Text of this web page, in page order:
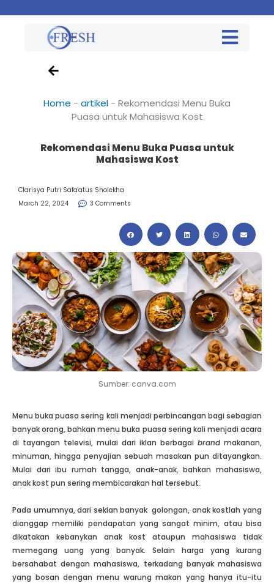
Home - artikel - Rekomendasi Menu Buka
Puasa untuk Mahasiswa Kost
Rekomendasi Menu Buka Puasa untuk
Mahasiswa Kost
Clarisya Putri Safa'atus Sholekha
March 22, 2024
3 Comments
Sumber: canva.com
Menu buka puasa sering kali menjadi perbincangan bagi sebagian
banyak orang, bahkan menu buka puasa sering kali menjadi acara
di tayangan televisi, mulai dari iklan berbagai brand makanan,
minuman, hingga penyajian sebuah masakan pun ditayangkan.
Mulai dari ibu rumah tangga, anak-anak, bahkan mahasiswa,
anak kost pun sering membicarakan hal tersebut.
Pada umumnya, dari sekian banyak golongan, anak kostlah yang
dianggap memiliki pendapatan yang sangat minim, atau bisa
dikatakan kebanykan anak kost ataupun mahasiswa tidak
memegang uang yang banyak. Selain harga yang kurang
bersahabat dengan mahasiswa, terkadang banyak mahasiswa
yang bosan dengan menu warung makan yang hanya itu-itu